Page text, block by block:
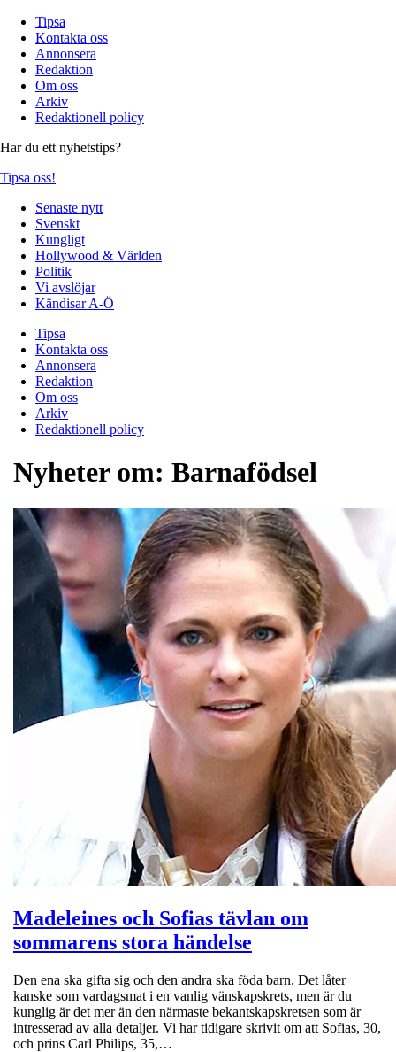
Tipsa
Kontakta oss
Annonsera
Redaktion
Om oss
Arkiv
Redaktionell policy
Har du ett nyhetstips?
Tipsa oss!
Senaste nytt
Svenskt
Kungligt
Hollywood & Världen
Politik
Vi avslöjar
Kändisar A-Ö
Tipsa
Kontakta oss
Annonsera
Redaktion
Om oss
Arkiv
Redaktionell policy
Nyheter om: Barnafödsel
Madeleines och Sofias tävlan om
sommarens stora händelse
Den ena ska gifta sig och den andra ska föda barn. Det låter
kanske som vardagsmat i en vanlig vänskapskrets, men är du
kunglig är det mer än den närmaste bekantskapskretsen som är
intresserad av alla detaljer. Vi har tidigare skrivit om att Sofias, 30,
och prins Carl Philips, 35,…